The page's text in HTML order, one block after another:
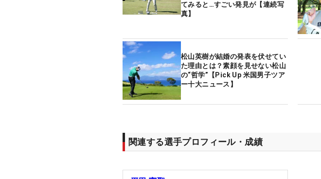
てみると…すごい発見が【連続写
真】
松山英樹が結婚の発表を伏せてい
た理由とは？素顔を見せない松山
の“哲学”【Pick Up 米国男子ツア
ー十大ニュース】
関連する選手プロフィール・成績